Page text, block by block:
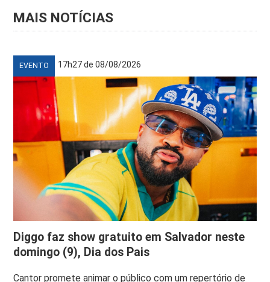
MAIS NOTÍCIAS
EVENTO 17h27 de 08/08/2026
Diggo faz show gratuito em Salvador neste
domingo (9), Dia dos Pais
Cantor promete animar o público com um repertório de